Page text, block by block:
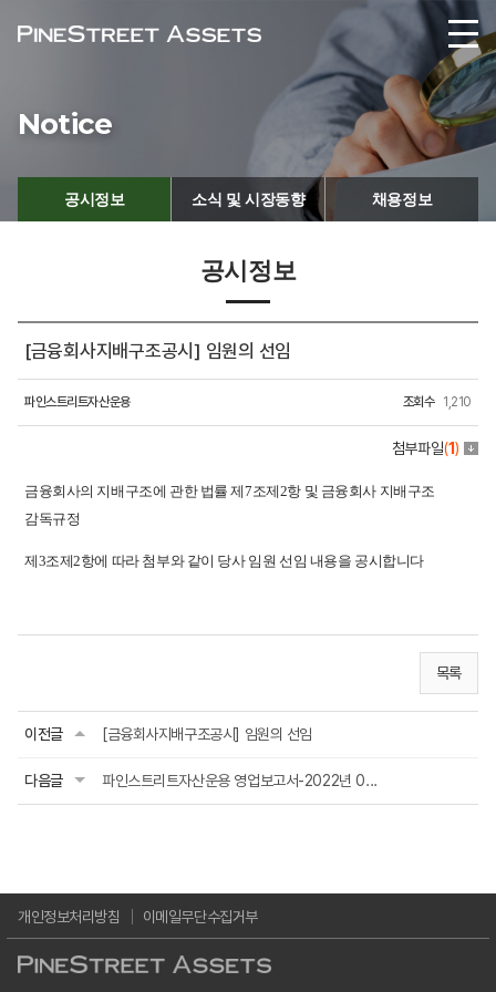
Notice
공시정보 소식 및 시장동향 채용정보
공시정보
[금융회사지배구조공시] 임원의 선임
파인스트리트자산운용 조회수 1,210
첨부파일(1)
금융회사의 지배구조에 관한 법률 제7조제2항 및 금융회사 지배구조
감독규정
제3조제2항에 따라 첨부와 같이 당사 임원 선임 내용을 공시합니다
목록
이전글 [금융회사지배구조공시] 임원의 선임
다음글 파인스트리트자산운용 영업보고서-2022년 0...
개인정보처리방침 이메일무단수집거부